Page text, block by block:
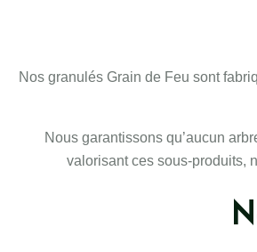
Nos granulés Grain de Feu sont
Nous garantissons qu’aucun
valorisant ces sous-produits,